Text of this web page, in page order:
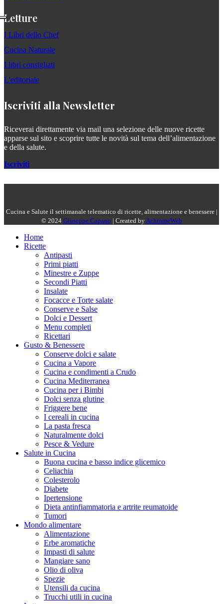
Letture
I Libri dello Chef
Cucina Naturale
I libri consigliati
L'editoriale
Iscriviti alla Newsletter
Riceverai direttamente via mail una selezione delle nuove ricette
apparse sul sito e scoprire tutte le novità sul tema dell’alimentazione
e della salute.
Iscriviti
Cucina e Salute il settimanale telematico di ricette, alimentazione e benessere |
© 2024 Giuseppe Capano | Created byAchromeWeb
Home
Ricette
Antipasti
Primi piatti
Minestre e Zuppe
Secondi Piatti
Insalate
Focacce e Torte salate
Conserve e Salse
Dolci e Dessert
Menu completi
Ricettari
Gusto & Benessere
Conserve dolci e salate
Cucina a Vapore
Cucina e condimenti a Crudo
Cucina Mediterranea
Cucina per i Bimbi
Dolci senza glutine
Friggere bene
I cereali in cucina
La pasta fresca
Naturalmente dolci
Pesce & Vedure
Salute in Cucina
Buona cucina e basso indice glicemico
Celiachia
Colesterolo
Diabete
Ipertensione
Dieta antinfiammatoria e artrite reumatoide
Tumori
Mondo alimentare
Alimentazione
Erbe aromatiche
Impasti di salute
Mangiare sano
Olio di oliva
Spezie
Utensili da cucina
Trucchi utili in cucina